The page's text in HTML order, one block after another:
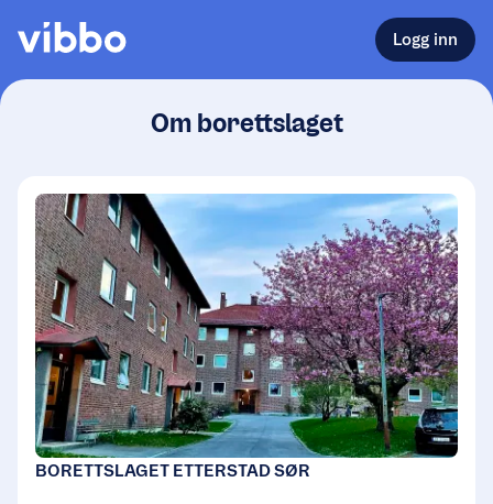
Logg inn
Om borettslaget
BORETTSLAGET ETTERSTAD SØR